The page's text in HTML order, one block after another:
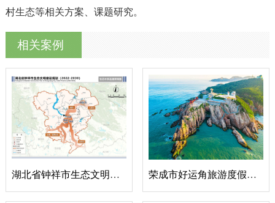
村生态等相关方案、课题研究。
相关案例
湖北省钟祥市生态文明建设规划 荣成市好运角旅游度假区“两山”实践创新基地申报